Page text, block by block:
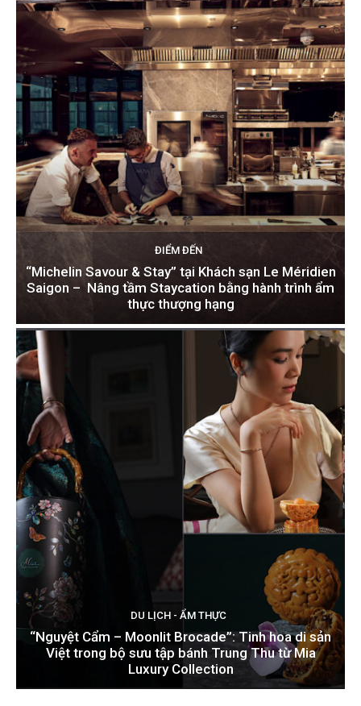
ĐIỂM ĐẾN
“Michelin Savour & Stay” tại Khách sạn Le Méridien
Saigon – Nâng tầm Staycation bằng hành trình ẩm
thực thượng hạng
DU LỊCH - ẨM THỰC
“Nguyệt Cẩm – Moonlit Brocade”: Tinh hoa di sản
Việt trong bộ sưu tập bánh Trung Thu từ Mia
Luxury Collection